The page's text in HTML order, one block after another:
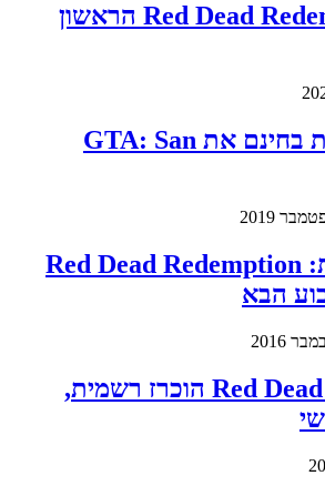
נראה ש-Red Dead Redemption הראשון
רוקסטאר מחלקת בחינם את GTA: San
מהדלת האחורית: Red Dead Redemption
הבא
Red Dead Redemption 2 הוכרז רשמית,